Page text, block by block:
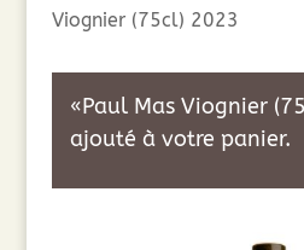
Viognier (75cl) 2023
«Paul Mas Viognier
ajouté à votre panier.